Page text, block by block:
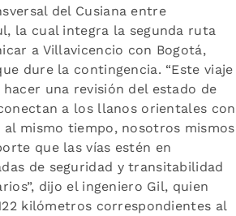
del Cusiana entre
la cual integra la segunda ruta
a Villavicencio con Bogotá,
dure la contingencia. “Este viaje
una revisión del estado de
a los llanos orientales con
al mismo tiempo, nosotros mismos
que las vías estén en
de seguridad y transitabilidad
dijo el ingeniero Gil, quien
kilómetros correspondientes al